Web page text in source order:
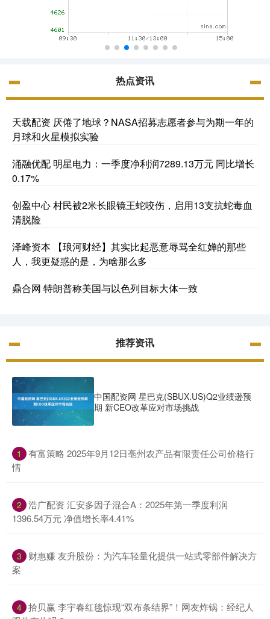
热点资讯
天载配资 厌倦了地球？NASA招募志愿者参与为期一年的
月球和火星模拟实验
涌融优配 明星电力：一季度净利润7289.13万元 同比增长
0.17%
创盈中心 村民被2米长眼镜王蛇咬伤，启用13支抗蛇毒血
清脱险
泽峰资本 【琅河财经】其实比起恶意辱骂全红婵的那些
人，我更疑惑的是，为啥那么多
鼎合网 特朗普称美国与以色列目标大体一致
推荐资讯
中国配资网 星巴克(SBUX.US)Q2业绩逊预
期 新CEO改革应对市场挑战
1
​有富策略 2025年9月12日亳州农产品有限责任公司价格行
情
2 ​浩广配资 汇安多因子混合A：2025年第一季度利润
1396.54万元 净值增长率4.41%
3
​财惠赚 友升股份：为汽车轻量化提供一站式零部件解决方
案
4 ​拾贝赢 李宇春红毯惊现“双布条结界”！网友炸锅：经纪人